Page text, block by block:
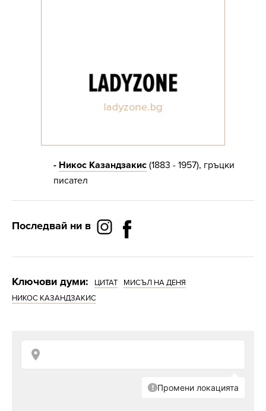
- Никос Казандзакис (1883 - 1957), гръцки
писател
Последвай ни в
Ключови думи: ЦИТАТ
МИСЪЛ НА ДЕНЯ
НИКОС КАЗАНДЗАКИС